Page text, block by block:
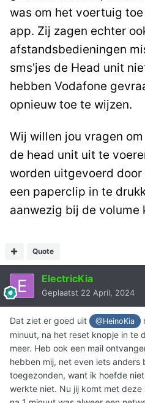
was om het voertuig
app. Zij zagen echter
afstandsbedieningen
sms'jes de Head unit
hebben Vodafone
opnieuw toe te wijzen.
Wij willen jou vragen
de head unit uit te
worden uitgevoerd
een paperclip in te
aanwezig bij de volume
Quote
ElectricKia
Geplaatst 22 April, 2024
Dat ziet er goed uit @HeinoKia
minuut, na het reset knopje in te
meer. Heb ook een mail
hebben mij, net even iets anders
toegezonden, want ik hoefde
werkte niet. Nu jij komt met